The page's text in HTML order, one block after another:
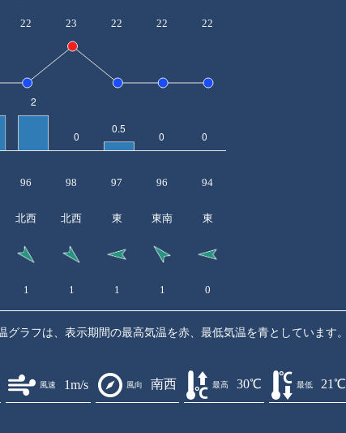
22 23 22 22 22
96 98 97 96 94
北西 北西 東 東南 東
1 1 1 1 0
グラフは、表示期間の最高気温を赤、最低気温を青としています。
風速 1m/s 風向 南西 最高 30℃ 最低 21℃